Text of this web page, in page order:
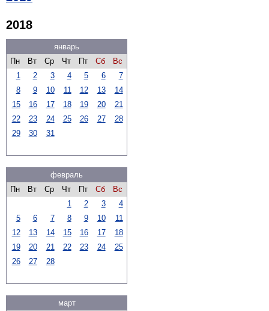
2018
январь
Пн
Вт Ср Чт Пт Сб
Вс
1
2 3 4 5 6
7
8
9 10 11 12 13
14
15
16 17 18 19 20
21
22
23 24 25 26 27
28
29
30 31
февраль
Пн
Вт Ср Чт Пт Сб
Вс
1
2 3
4
5
6 7 8 9 10
11
12
13 14 15 16 17
18
19
20 21 22 23 24
25
26
27 28
март